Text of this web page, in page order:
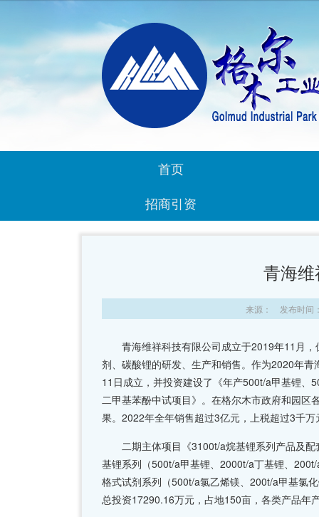
首页
招商引资
青海
来源： 发布时间
青海维祥科技有限公司成立于2019年11月，
剂、碳酸锂的研发、生产和销售。作为2020年
11日成立，并投资建设了《年产500t/a甲基锂
二甲基苯酚中试项目》。在格尔木市政府和园区
果。2022年全年销售超过3亿元，上税超过3千
二期主体项目《3100t/a烷基锂系列产品及配
基锂系列（500t/a甲基锂、2000t/a丁基锂、
格式试剂系列（500t/a氯乙烯镁、200t/a甲基氯
总投资17290.16万元，占地150亩，各类产品年